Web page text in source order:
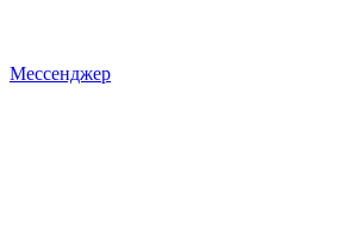
Мессенджер